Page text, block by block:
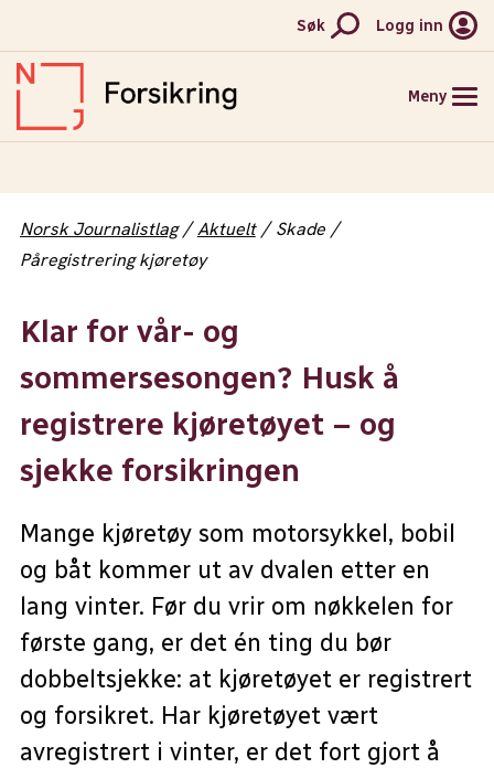
Søk Logg inn
Meny
HJEM
AKTUELT
KONTAKT
MELD SKADE
Norsk Journalistlag Aktuelt
Skade
Påregistrering kjøretøy
Klar for vår- og
sommersesongen? Husk å
registrere kjøretøyet – og
sjekke forsikringen
Mange kjøretøy som motorsykkel, bobil
og båt kommer ut av dvalen etter en
lang vinter. Før du vrir om nøkkelen for
første gang, er det én ting du bør
dobbeltsjekke: at kjøretøyet er registrert
og forsikret. Har kjøretøyet vært
avregistrert i vinter, er det fort gjort å